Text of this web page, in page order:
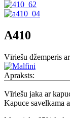
A410
Vīriešu džemperis
Apraksts:
Vīriešu jaka ar
Kapuce savelkama